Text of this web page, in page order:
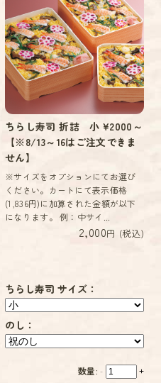
ちらし寿司 折詰 小 ¥2000～
【※8/13～16はご注文できま
せん】
※サイズをオプションにてお選び
ください。カートにて表示価格
(1,836円)に加算された金額が以下
になります。 例：中サイ...
2,000円 (税込)
ちらし寿司 サイズ：
のし：
数量: - +